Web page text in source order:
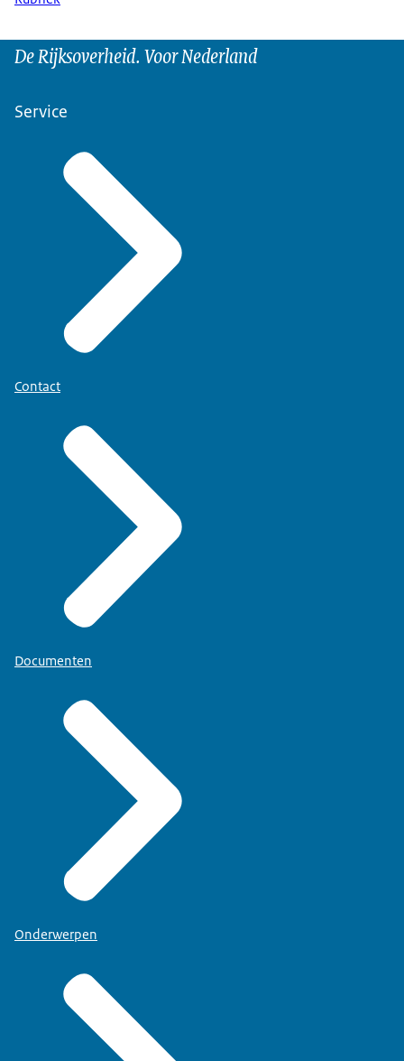
De Rijksoverheid. Voor Nederland
Service
Contact
Documenten
Onderwerpen